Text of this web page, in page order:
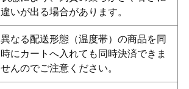
違いが出る場合があります。
異なる配送形態（温度帯）の商品を同
時にカートへ入れても同時決済できま
せんのでご注意ください。